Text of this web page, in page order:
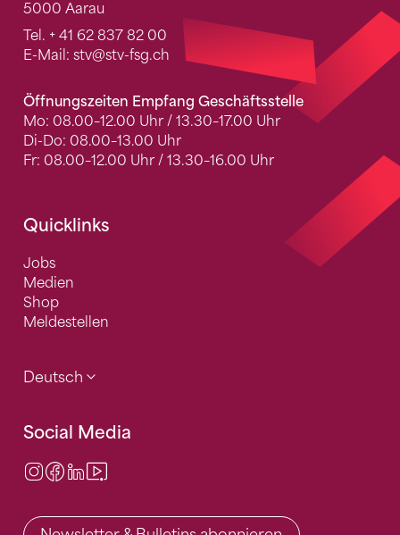
5000 Aarau
Tel. + 41 62 837 82 00
E-Mail: stv@stv-fsg.ch
Öffnungszeiten Empfang Geschäftsstelle
Mo: 08.00–12.00 Uhr / 13.30–17.00 Uhr
Di-Do: 08.00–13.00 Uhr
Fr: 08.00–12.00 Uhr / 13.30–16.00 Uhr
Quicklinks
Jobs
Medien
Shop
Meldestellen
Deutsch
Social Media
Instagram
Facebook
LinkedIn